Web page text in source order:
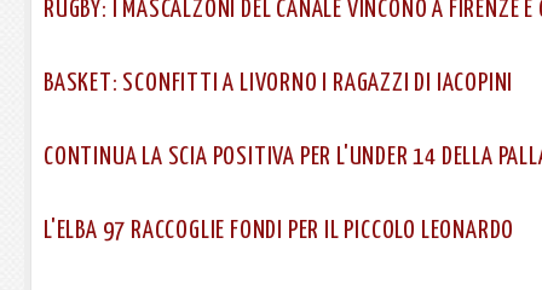
RUGBY: I MASCALZONI DEL CANALE VINCONO A FIRENZE
BASKET: SCONFITTI A LIVORNO I RAGAZZI DI IACOPINI
CONTINUA LA SCIA POSITIVA PER L'UNDER 14 DELLA
L'ELBA 97 RACCOGLIE FONDI PER IL PICCOLO LEONARDO